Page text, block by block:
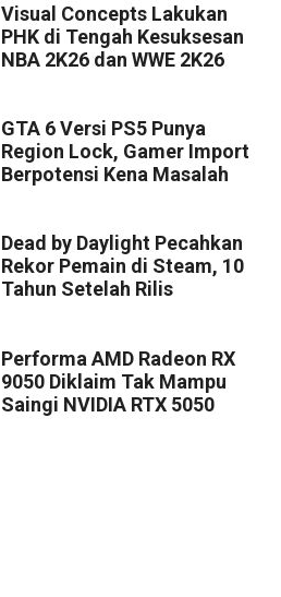
Visual Concepts Lakukan
PHK di Tengah Kesuksesan
NBA 2K26 dan WWE 2K26
GTA 6 Versi PS5 Punya
Region Lock, Gamer Import
Berpotensi Kena Masalah
Dead by Daylight Pecahkan
Rekor Pemain di Steam, 10
Tahun Setelah Rilis
Performa AMD Radeon RX
9050 Diklaim Tak Mampu
Saingi NVIDIA RTX 5050